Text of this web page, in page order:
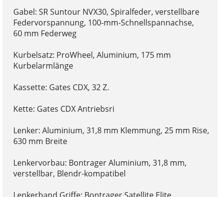
Gabel: SR Suntour NVX30, Spiralfeder, verstellbare
Federvorspannung, 100-mm-Schnellspannachse,
60 mm Federweg
Kurbelsatz: ProWheel, Aluminium, 175 mm
Kurbelarmlänge
Kassette: Gates CDX, 32 Z.
Kette: Gates CDX Antriebsri
Lenker: Aluminium, 31,8 mm Klemmung, 25 mm Rise,
630 mm Breite
Lenkervorbau: Bontrager Aluminium, 31,8 mm,
verstellbar, Blendr-kompatibel